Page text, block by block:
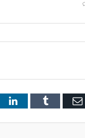
LinkedInTumblr